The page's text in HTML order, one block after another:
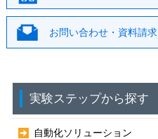
お問い合わせ・資料請求
実験ステップから探す
自動化ソリューション